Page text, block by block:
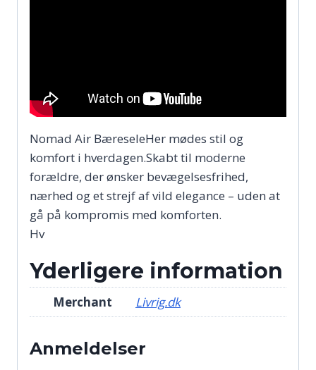
Nomad Air BæreseleHer mødes stil og
komfort i hverdagen.Skabt til moderne
forældre, der ønsker bevægelsesfrihed,
nærhed og et strejf af vild elegance – uden at
gå på kompromis med komforten.
Hv
Yderligere information
Merchant Livrig.dk
Anmeldelser